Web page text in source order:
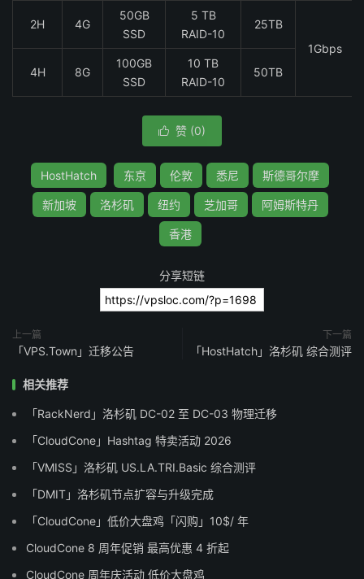
2H 4G
50GB
SSD
5 TB
RAID-10
25TB
1Gbps
4H
8G
100GB
SSD
10 TB
RAID-10
50TB
 赞 (0)
HostHatch 东京 伦敦 悉尼 斯德哥尔摩
新加坡 洛杉矶 纽约 芝加哥 阿姆斯特丹
香港
分享短链
上一篇
「VPS.Town」迁移公告
下一篇
「HostHatch」洛杉矶 综合测评
相关推荐
「RackNerd」洛杉矶 DC-02 至 DC-03 物理迁移
「CloudCone」Hashtag 特卖活动 2026
「VMISS」洛杉矶 US.LA.TRI.Basic 综合测评
「DMIT」洛杉矶节点扩容与升级完成
「CloudCone」低价大盘鸡「闪购」10$/ 年
CloudCone 8 周年促销 最高优惠 4 折起
CloudCone 周年庆活动 低价大盘鸡